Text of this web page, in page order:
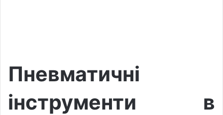
Пневматичні
інструменти в